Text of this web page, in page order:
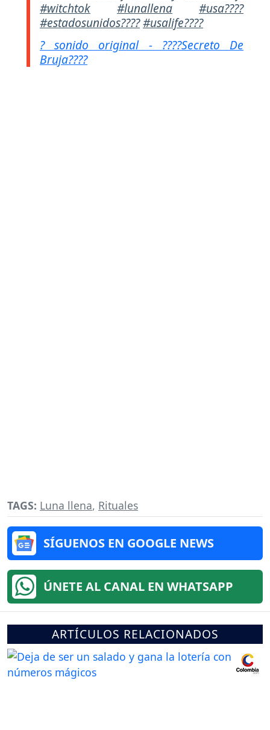
#witchtok
#lunallena
#usa????
#estadosunidos????#usalife????
? sonido original - ????Secreto De
Bruja????
TAGS: Luna llena, Rituales
SÍGUENOS EN GOOGLE NEWS
ÚNETE AL CANAL EN WHATSAPP
ARTÍCULOS RELACIONADOS